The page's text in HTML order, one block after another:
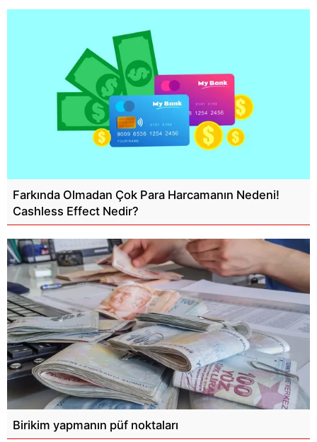
Farkında Olmadan Çok Para Harcamanın Nedeni!
Cashless Effect Nedir?
Birikim yapmanın püf noktaları